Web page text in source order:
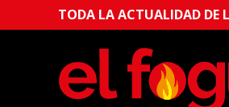
TODA LA ACTUALIDAD DE